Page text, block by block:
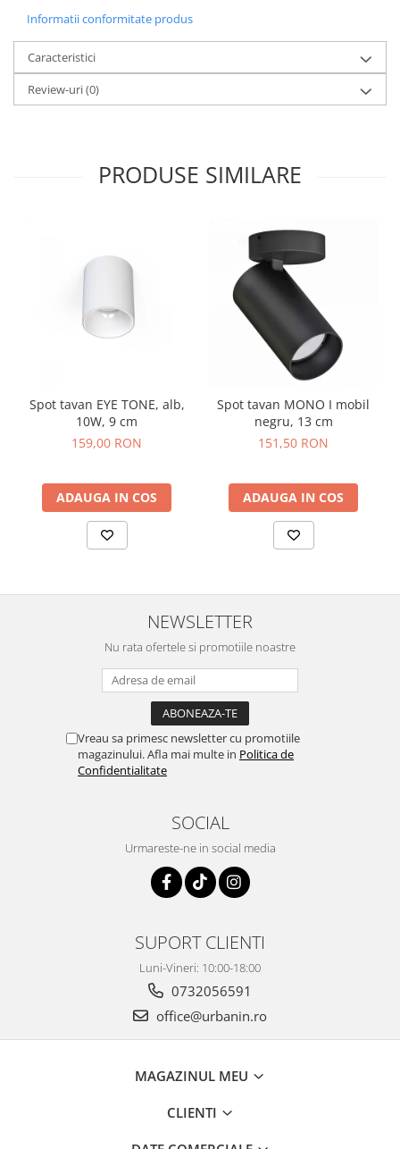
Informatii conformitate produs
Caracteristici
Review-uri(0)
PRODUSE SIMILARE
Spot tavan EYE TONE, alb,
10W, 9 cm
159,00 RON
ADAUGA IN COS
Spot tavan MONO I mobil
negru, 13 cm
151,50 RON
ADAUGA IN COS
NEWSLETTER
Nu rata ofertele si promotiile noastre
Vreau sa primesc newsletter cu promotiile
magazinului. Afla mai multe in Politica de
Confidentialitate
SOCIAL
Urmareste-ne in social media
SUPORT CLIENTI
Luni-Vineri: 10:00-18:00
0732056591
office@urbanin.ro
MAGAZINUL MEU
CLIENTI